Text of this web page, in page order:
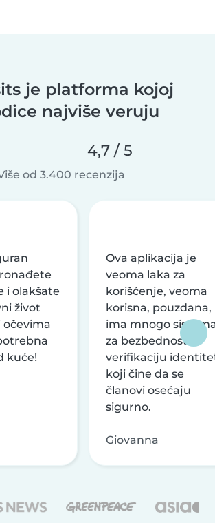
je platforma kojoj
najviše veruju
4,7 / 5
od 3.400 recenzija
i olakšate
život
kuće!
Ova aplikacija je
veoma laka za
korišćenje, veoma
korisna, pouzdana,
ima mnogo
za bezbednost i
verifikaciju
koji čine da se
članovi osećaju
sigurno.
Giovanna